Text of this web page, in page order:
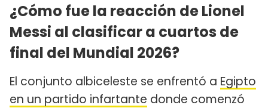
¿Cómo fue la reacción de Lionel
Messi al clasificar a cuartos de
final del Mundial 2026?
El conjunto albiceleste se enfrentó a Egipto
en un partido infartante donde comenzó